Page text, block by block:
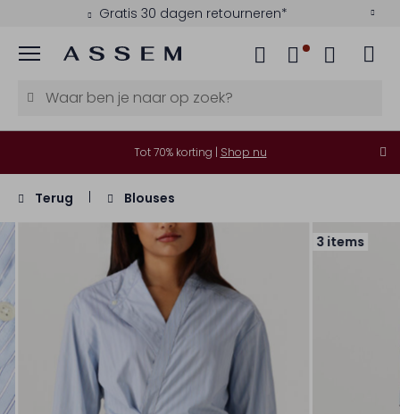
Gratis 30 dagen retourneren*
Menu
Tot 70% korting | Shop nu
Terug Blouses
3 items